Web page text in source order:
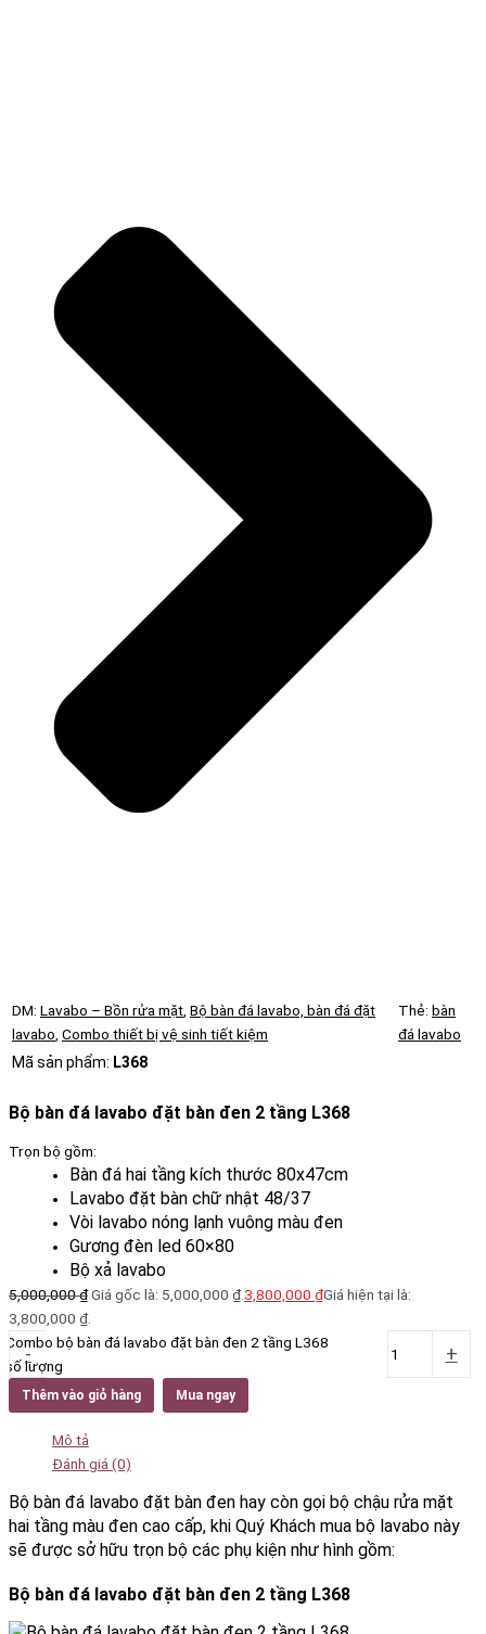
DM: Lavabo – Bồn rửa mặt Bộ bàn đá lavabo, bàn đá đặt
lavabo Combo thiết bị vệ sinh tiết kiệm
Thẻ: bàn
đá lavabo
Mã sản phẩm: L368
Bộ bàn đá lavabo đặt bàn đen 2 tầng L368
Trọn bộ gồm:
Bàn đá hai tầng kích thước 80x47cm
Lavabo đặt bàn chữ nhật 48/37
Vòi lavabo nóng lạnh vuông màu đen
Gương đèn led 60×80
Bộ xả lavabo
5,000,000₫Giá gốc là: 5,000,000 ₫.3,800,000 ₫Giá hiện tại là:
3,800,000 ₫.
-
Combo bộ bàn đá lavabo đặt bàn đen 2 tầng L368
số lượng
+
Thêm vào giỏ hàng Mua ngay
Mô tả
Đánh giá (0)
Bộ bàn đá lavabo đặt bàn đen hay còn gọi bộ chậu rửa mặt
hai tầng màu đen cao cấp, khi Quý Khách mua bộ lavabo này
sẽ được sở hữu trọn bộ các phụ kiện như hình gồm:
Bộ bàn đá lavabo đặt bàn đen 2 tầng L368